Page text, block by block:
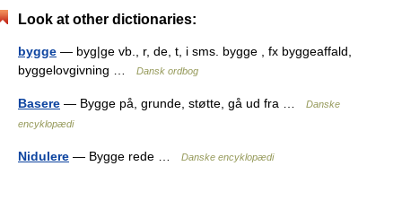
Look at other dictionaries:
bygge — byg|ge vb., r, de, t, i sms. bygge , fx byggeaffald,
byggelovgivning …
Dansk ordbog
Basere — Bygge på, grunde, støtte, gå ud fra …
Danske
encyklopædi
Nidulere — Bygge rede … Danske encyklopædi